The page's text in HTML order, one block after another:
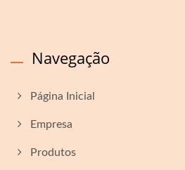
Navegação
Página Inicial
Empresa
Produtos